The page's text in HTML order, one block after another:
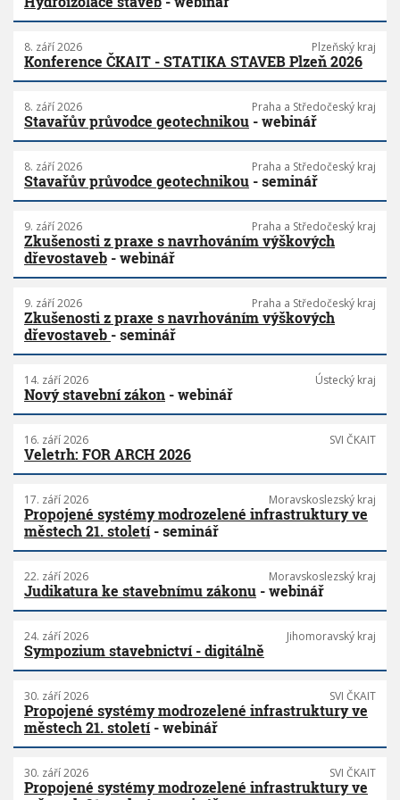
8. září 2026 Plzeňský kraj
Konference ČKAIT - STATIKA STAVEB Plzeň 2026
8. září 2026 Praha a Středočeský kraj
Stavařův průvodce geotechnikou - webinář
8. září 2026 Praha a Středočeský kraj
Stavařův průvodce geotechnikou - seminář
9. září 2026 Praha a Středočeský kraj
Zkušenosti z praxe s navrhováním výškových
dřevostaveb - webinář
9. září 2026 Praha a Středočeský kraj
Zkušenosti z praxe s navrhováním výškových
dřevostaveb - seminář
14. září 2026 Ústecký kraj
Nový stavební zákon - webinář
16. září 2026 SVI ČKAIT
Veletrh: FOR ARCH 2026
17. září 2026 Moravskoslezský kraj
Propojené systémy modrozelené infrastruktury ve
městech 21. století- seminář
22. září 2026 Moravskoslezský kraj
Judikatura ke stavebnímu zákonu - webinář
24. září 2026 Jihomoravský kraj
Sympozium stavebnictví - digitálně
30. září 2026 SVI ČKAIT
Propojené systémy modrozelené infrastruktury ve
městech 21. století- webinář
30. září 2026 SVI ČKAIT
Propojené systémy modrozelené infrastruktury ve